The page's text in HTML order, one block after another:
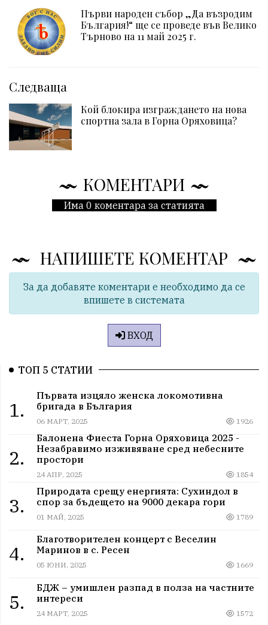
Първи народен събор „Да възродим
България!“ ще се проведе във Велико
Търново на 11 май 2025 г.
Следваща
Кой блокира изграждането на нова
спортна зала в Горна Оряховица?
КОМЕНТАРИ
Има 0 коментара за статията
НАПИШЕТЕ КОМЕНТАР
За да добавяте коментари е необходимо да се
впишете в системата
ВХОД
ТОП 5 СТАТИИ
1.
Първата изцяло женска локомотивна
бригада в България
06 МАРТ, 2025 1926
2.
Балонена Фиеста Горна Оряховица 2025 -
Незабравимо изживяване сред небесните
простори
24 АПР, 2025 1854
3.
Природата срещу енергията: Сухиндол в
спор за бъдещето на 9000 декара гори
01 МАЙ, 2025 1789
4.
Благотворителен концерт с Веселин
Маринов в с. Ресен
05 ЮНИ, 2025 1669
5.
БДЖ – умишлен разпад в полза на частните
интереси
24 МАРТ, 2025 1572